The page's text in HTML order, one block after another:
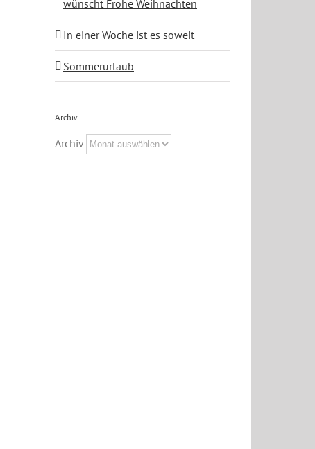
wünscht Frohe Weihnachten
In einer Woche ist es soweit
Sommerurlaub
Archiv
Archiv